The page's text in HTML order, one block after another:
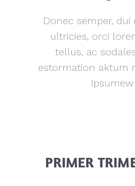
Donec semper, dui
ultricies, orci
tellus, ac
estormation aktum
ipsumew
PRIMER